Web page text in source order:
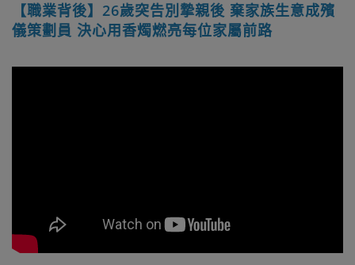
【職業背後】26歲突告別摯親後 棄家族生意成殯
儀策劃員 決心用香燭燃亮每位家屬前路